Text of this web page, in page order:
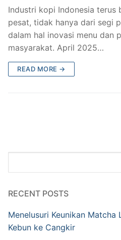
Industri kopi Indonesia terus
pesat, tidak hanya dari segi
dalam hal inovasi menu dan
masyarakat. April 2025…
READ MORE →
RECENT POSTS
Menelusuri Keunikan Matcha
Kebun ke Cangkir